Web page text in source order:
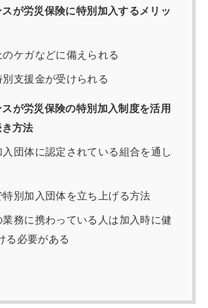
が労災保険に特別加入するメリッ
のケガなどに備えられる
別支援金が受けられる
が労災保険の特別加入制度を活用
方法
入団体に認定されている組合を通し
特別加入団体を立ち上げる方法
業務に携わっている人は加入時に健
る必要がある